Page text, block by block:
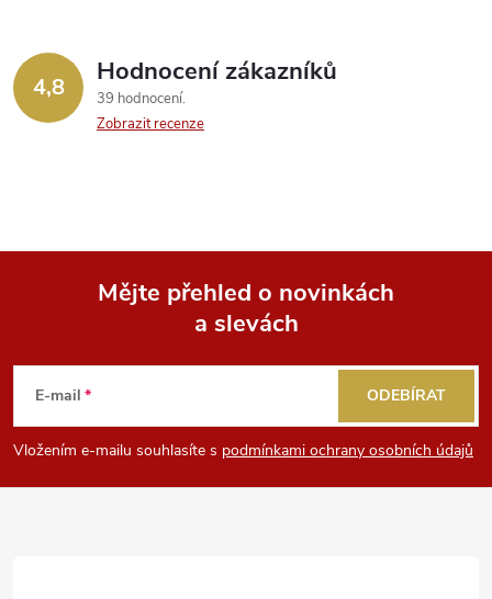
4,8 Hodnocení zákazníků
39 hodnocení
Zobrazit recenze
p
Mějte přehled o novinkách
a slevách
E-mail
Vložením e-mailu souhlasíte s podmínkami ochrany osobních údajů
ODEBÍRAT